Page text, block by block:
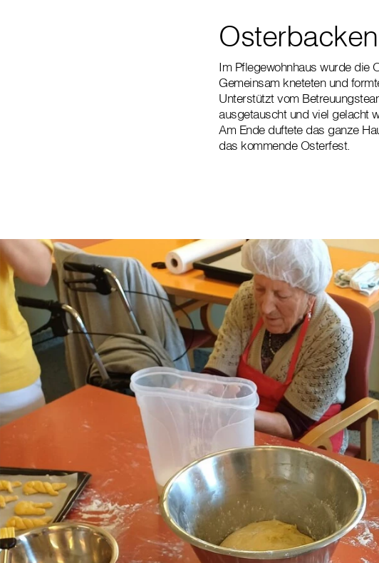
Osterbacken
Im Pflegewohnhaus wurde die
Gemeinsam kneteten und
Unterstützt vom
ausgetauscht und viel gelacht
Am Ende duftete das ganze
das kommende Osterfest.